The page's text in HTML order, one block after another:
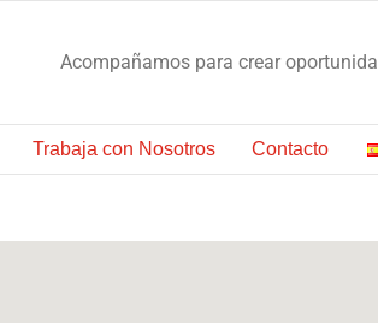
Acompañamos para crear
Trabaja con Nosotros Contacto